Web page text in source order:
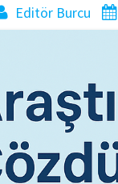
Editör Burcu